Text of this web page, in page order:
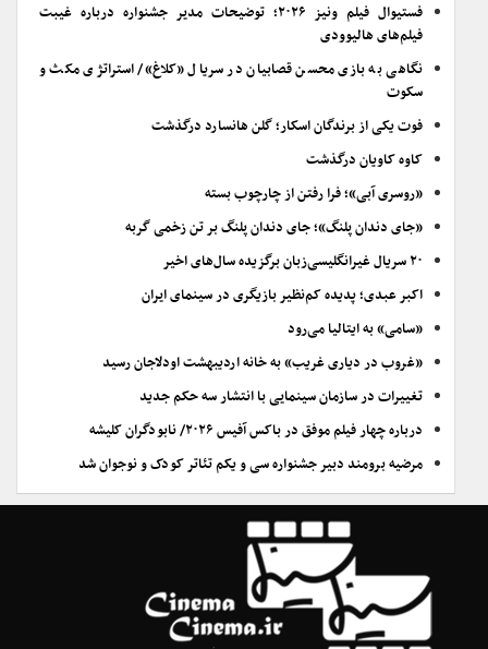
فستیوال فیلم ونیز ۲۰۲۶؛ توضیحات مدیر جشنواره درباره غیبت
فیلم‌های هالیوودی
نگاهی به بازی محسن قصابیان در سریال «کلاغ»/ استراتژی مکث و
سکوت
فوت یکی از برندگان اسکار؛ گلن هانسارد درگذشت
کاوه کاویان درگذشت
«روسری آبی»؛ فرا رفتن از چارچوب بسته
«جای دندان پلنگ»؛ جای دندان پلنگ بر تن زخمی گربه
۲۰ سریال غیرانگلیسی‌زبان برگزیده سال‌های اخیر
اکبر عبدی؛ پدیده کم‌نظیر بازیگری در سینمای ایران
«سامی» به ایتالیا می‌رود
«غروب در دیاری غریب» به خانه اردیبهشت اودلاجان رسید
تغییرات در سازمان سینمایی با انتشار سه حکم جدید
درباره چهار فیلم موفق در باکس آفیس ۲۰۲۶/ نابودگران کلیشه
مرضیه برومند دبیر جشنواره سی و یکم تئاتر کودک و نوجوان شد